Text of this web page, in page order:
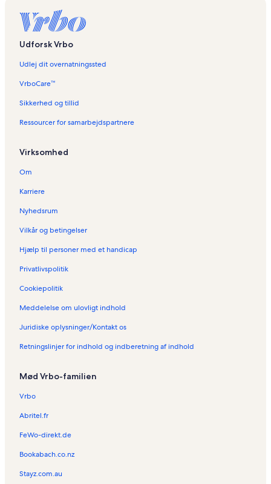
b
n
r
e
n
e
i
:
F
r
e
o
g
r
V
d
i
Udforsk Vrbo
Udlej dit overnatningssted
VrboCare™
Sikkerhed og tillid
Ressourcer for samarbejdspartnere
Virksomhed
Om
Karriere
Nyhedsrum
Vilkår og betingelser
Hjælp til personer med et handicap
Privatlivspolitik
Cookiepolitik
Meddelelse om ulovligt indhold
Juridiske oplysninger/Kontakt os
Retningslinjer for indhold og indberetning af indhold
Mød Vrbo-familien
Vrbo
Abritel.fr
FeWo-direkt.de
Bookabach.co.nz
Stayz.com.au